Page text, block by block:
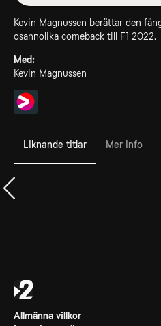
Kevin Magnussen berättar den
osannolika comeback till F1 2022.
Med:
Kevin Magnussen
Liknande titlar Mer info
Allmänna villkor